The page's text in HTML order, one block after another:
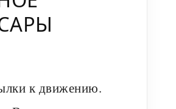
к движению.